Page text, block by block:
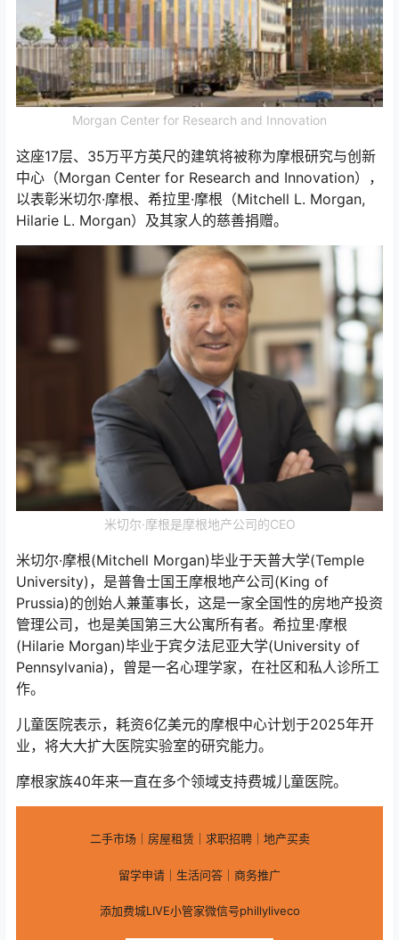
Morgan Center for Research and Innovation
这座17层、35万平方英尺的建筑将被称为摩根研究与创新
中心（Morgan Center for Research and Innovation），
以表彰米切尔·摩根、希拉里·摩根（Mitchell L. Morgan,
Hilarie L. Morgan）及其家人的慈善捐赠。
米切尔·摩根是摩根地产公司的CEO
米切尔·摩根(Mitchell Morgan)毕业于天普大学(Temple
University)，是普鲁士国王摩根地产公司(King of
Prussia)的创始人兼董事长，这是一家全国性的房地产投资
管理公司，也是美国第三大公寓所有者。希拉里·摩根
(Hilarie Morgan)毕业于宾夕法尼亚大学(University of
Pennsylvania)，曾是一名心理学家，在社区和私人诊所工
作。
儿童医院表示，耗资6亿美元的摩根中心计划于2025年开
业，将大大扩大医院实验室的研究能力。
摩根家族40年来一直在多个领域支持费城儿童医院。
二手市场｜房屋租赁｜求职招聘｜地产买卖
留学申请｜生活问答｜商务推广
添加费城LIVE小管家微信号phillyliveco